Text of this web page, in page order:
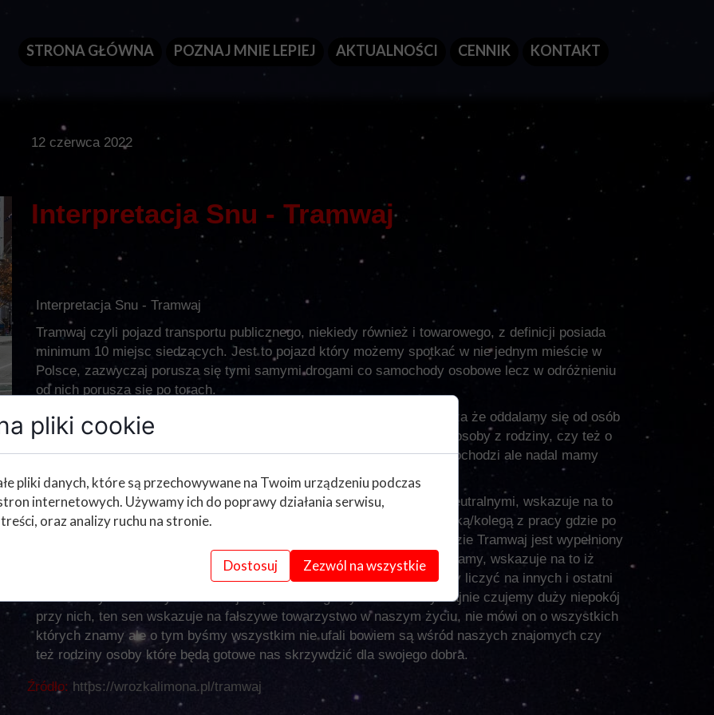
Źródło: https://wrozkalimona.pl/tramwaj
12 czerwca 2022
Interpretacja Snu - Tramwaj
Interpretacja Snu - Tramwaj
Tramwaj czyli pojazd transportu publicznego, niekiedy również i towarowego, z definicji posiada
minimum 10 miejsc siedzących. Jest to pojazd który możemy spotkać w nie jednym mieście w
Polsce, zazwyczaj porusza się tymi samymi drogami co samochody osobowe lecz w odróżnieniu
od nich porusza się po torach.
Jeśli w naszym śnie podróżujemy pustym Tramwajem, taki sen oznacza że oddalamy się od osób
nam bliskich, ten sen jednak nie wskazuje bezpośrednio czy chodzi o osoby z rodziny, czy też o
przyjaciół. Dodatkowo ten sen jest bardziej ostrzeżeniem że do tego dochodzi ale nadal mamy
szansę nad tym wszystkim zapanować.
Sen w którym z kolei Tramwaj jest wypełniony ludźmi, osobami nam neutralnymi, wskazuje na to
iż otacza nas w życiu dużo osób dla których jesteśmy kolejną koleżanką/kolegą z pracy gdzie po
zmianie pracy zostaniemy szybko zastąpieni kimś innym. W snach gdzie Tramwaj jest wypełniony
osobami które wydają nam się życzliwe a nawet często takie osoby znamy, wskazuje na to iż
mamy przy sobie osoby szczere, życzliwe, wskazuje na to że możemy liczyć na innych i ostatni
sen w którym to osoby w Tramwaju są dla nas agresywne albo zwyczajnie czujemy duży niepokój
przy nich, ten sen wskazuje na fałszywe towarzystwo w naszym życiu, nie mówi on o wszystkich
których znamy ale o tym byśmy wszystkim nie ufali bowiem są wśród naszych znajomych czy
też rodziny osoby które będą gotowe nas skrzywdzić dla swojego dobra.
STRONA GŁÓWNA POZNAJ MNIE LEPIEJ AKTUALNOŚCI CENNIK KONTAKT
pliki cookie
pliki danych, które są przechowywane na Twoim urządzeniu podczas
internetowych. Używamy ich do poprawy działania serwisu,
oraz analizy ruchu na stronie.
Dostosuj Zezwól na wszystkie